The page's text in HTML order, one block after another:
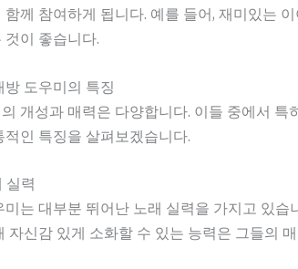
함께 참여하게 됩니다. 예를 들어, 재미있는
이 좋습니다.
방 도우미의 특징
개성과 매력은 다양합니다. 이들 중에서 특
적인 특징을 살펴보겠습니다.
실력
미는 대부분 뛰어난 노래 실력을 가지고 있습
자신감 있게 소화할 수 있는 능력은 그들의